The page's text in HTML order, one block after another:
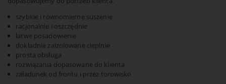
szybkie i równomierne suszenie
racjonalnie i oszczędnie
łatwe posadowienie
dokładnie zaizolowane cieplnie
prosta obsługa
rozwiązania dopasowane do klienta
załadunek od frontu i przez torowisko
www.eberl-trocknungsanlagen.de
Cookie duration:
1 rok
Opis:
Przechowuje pliki cookie i ustawienia śledzenia przez okres jednego